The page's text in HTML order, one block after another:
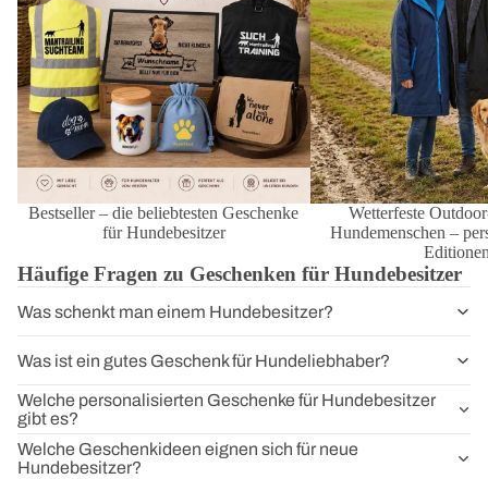
Bestseller – die beliebtesten Geschenke
für Hundebesitzer
Wetterfeste
Hundemenschen –
Häufige Fragen zu Geschenken für Hundebesitzer
Was schenkt man einem Hundebesitzer?
Was ist ein gutes Geschenk für Hundeliebhaber?
Welche personalisierten Geschenke für Hundebesitzer
gibt es?
Welche Geschenkideen eignen sich für neue
Hundebesitzer?